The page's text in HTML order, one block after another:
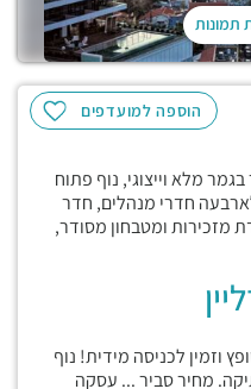
תמונות
הוספה למועדפים
קומה שישית 174 מ"ר בגמר מלא וייצוגי, נוף פתוח
חדרי מנהלים, חדר
מזכירות ומטבחון מסודר,
וזמין לכניסה מידית! נוף
מחיר סביר ... עסקה